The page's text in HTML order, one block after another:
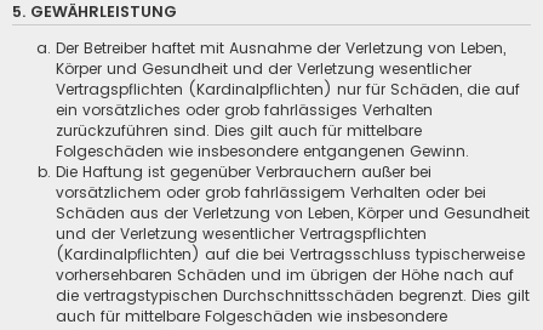
5. GEWÄHRLEISTUNG
Der Betreiber haftet mit Ausnahme der Verletzung von Leben,
Körper und Gesundheit und der Verletzung wesentlicher
Vertragspflichten (Kardinalpflichten) nur für Schäden, die auf
ein vorsätzliches oder grob fahrlässiges Verhalten
zurückzuführen sind. Dies gilt auch für mittelbare
Folgeschäden wie insbesondere entgangenen Gewinn.
Die Haftung ist gegenüber Verbrauchern außer bei
vorsätzlichem oder grob fahrlässigem Verhalten oder bei
Schäden aus der Verletzung von Leben, Körper und Gesundheit
und der Verletzung wesentlicher Vertragspflichten
(Kardinalpflichten) auf die bei Vertragsschluss typischerweise
vorhersehbaren Schäden und im übrigen der Höhe nach auf
die vertragstypischen Durchschnittsschäden begrenzt. Dies gilt
auch für mittelbare Folgeschäden wie insbesondere